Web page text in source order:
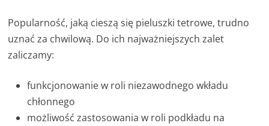
Popularność, jaką cieszą się pieluszki tetrowe, trudno
uznać za chwilową. Do ich najważniejszych zalet
zaliczamy:
funkcjonowanie w roli niezawodnego wkładu
chłonnego
możliwość zastosowania w roli podkładu na